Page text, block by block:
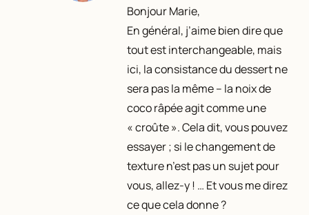
Bonjour Marie,
En général, j’aime bien dire que
tout est interchangeable, mais
ici, la consistance du dessert ne
sera pas la même – la noix de
coco râpée agit comme une
« croûte ». Cela dit, vous pouvez
essayer ; si le changement de
texture n’est pas un sujet pour
vous, allez-y ! … Et vous me direz
ce que cela donne ?